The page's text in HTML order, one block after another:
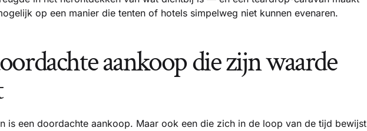
op een manier die tenten of hotels simpelweg niet kunnen evenaren.
aankoop die zijn waarde
is een doordachte aankoop. Maar ook een die zich in de loop van de tijd bewijst